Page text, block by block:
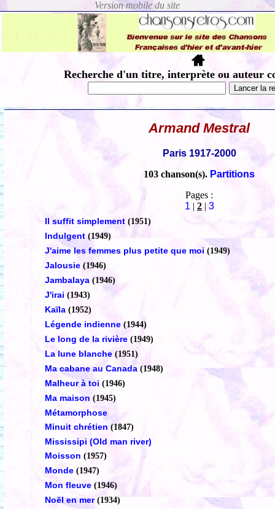
Recherche d'un titre, interprète ou auteur
Armand Mestral
Paris 1917-2000
103 chanson(s). Partitions
Pages :
1 | 2 | 3
Il suffit simplement (1951)
Indulgent (1949)
J'aime les femmes plus petite que moi (1949)
Jalousie (1946)
Jambalaya (1946)
J'irai (1943)
Kaïla (1952)
Légende indienne (1944)
Le long de la rivière (1949)
La lune blanche (1951)
Ma cabane au Canada (1948)
Malheur à toi (1946)
Ma maison (1945)
Métamorphose
Minuit chrétien (1847)
Mississipi (Old man river)
Moisson (1957)
Monde (1947)
Mon fleuve (1946)
Noël en mer (1934)